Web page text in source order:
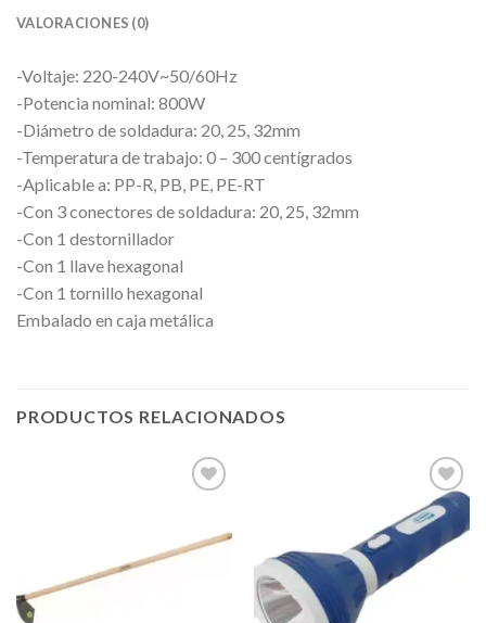
VALORACIONES (0)
-Voltaje: 220-240V~50/60Hz
-Potencia nominal: 800W
-Diámetro de soldadura: 20, 25, 32mm
-Temperatura de trabajo: 0 – 300 centígrados
-Aplicable a: PP-R, PB, PE, PE-RT
-Con 3 conectores de soldadura: 20, 25, 32mm
-Con 1 destornillador
-Con 1 llave hexagonal
-Con 1 tornillo hexagonal
Embalado en caja metálica
PRODUCTOS RELACIONADOS
Añadir
Añadir
a la